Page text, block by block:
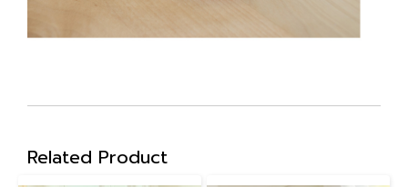
Related Product